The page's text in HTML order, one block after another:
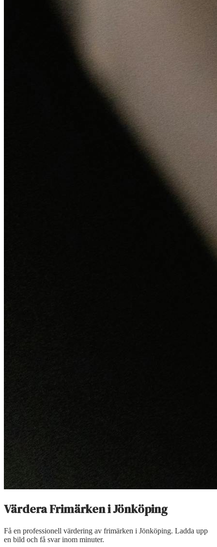
Värdera FrimärkeniJönköping
Få en professionell värdering av frimärken i Jönköping. Ladda upp
en bild och få svar inom minuter.